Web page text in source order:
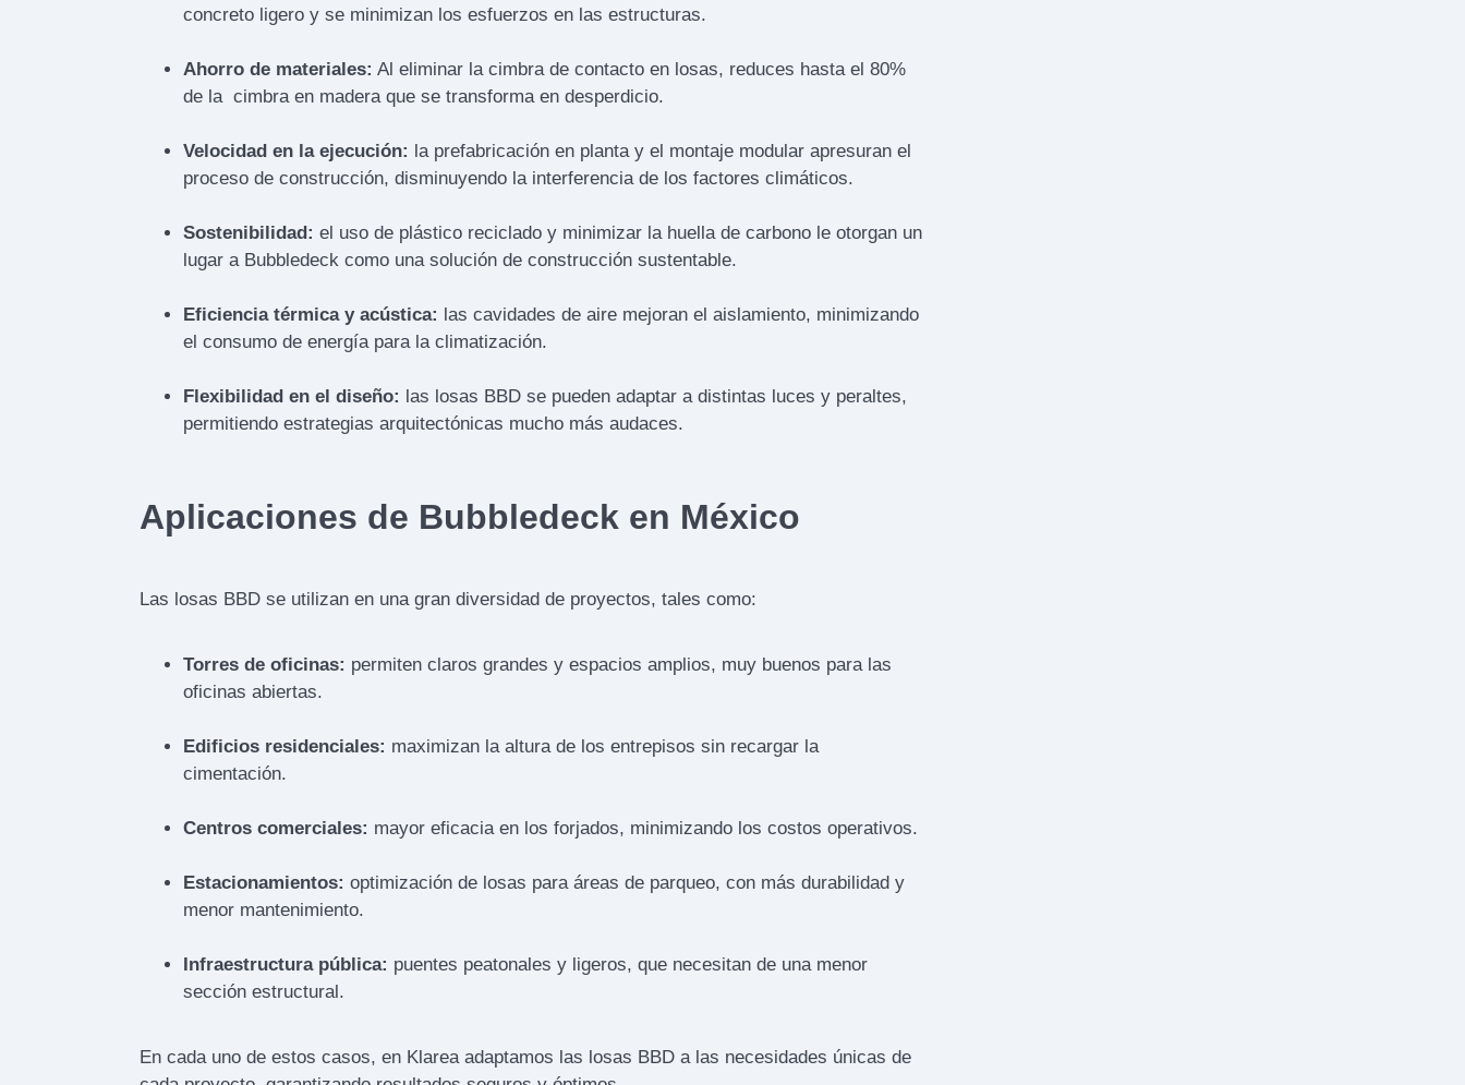
concreto ligero y se minimizan los esfuerzos en las estructuras.
Ahorro de materiales: Al eliminar la cimbra de contacto en losas, reduces hasta el 80%
de la cimbra en madera que se transforma en desperdicio.
Velocidad en la ejecución: la prefabricación en planta y el montaje modular apresuran el
proceso de construcción, disminuyendo la interferencia de los factores climáticos.
Sostenibilidad: el uso de plástico reciclado y minimizar la huella de carbono le otorgan un
lugar a Bubbledeck como una solución de construcción sustentable.
Eficiencia térmica y acústica: las cavidades de aire mejoran el aislamiento, minimizando
el consumo de energía para la climatización.
Flexibilidad en el diseño: las losas BBD se pueden adaptar a distintas luces y peraltes,
permitiendo estrategias arquitectónicas mucho más audaces.
Aplicaciones de Bubbledeck en México
Las losas BBD se utilizan en una gran diversidad de proyectos, tales como:
Torres de oficinas: permiten claros grandes y espacios amplios, muy buenos para las
oficinas abiertas.
Edificios residenciales: maximizan la altura de los entrepisos sin recargar la
cimentación.
Centros comerciales: mayor eficacia en los forjados, minimizando los costos operativos.
Estacionamientos: optimización de losas para áreas de parqueo, con más durabilidad y
menor mantenimiento.
Infraestructura pública: puentes peatonales y ligeros, que necesitan de una menor
sección estructural.
En cada uno de estos casos, en Klarea adaptamos las losas BBD a las necesidades únicas de